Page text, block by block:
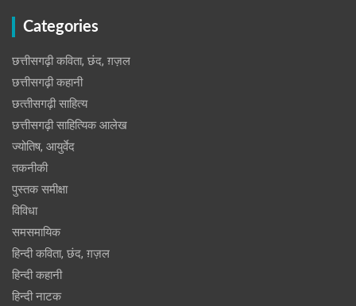
Categories
छत्तीसगढ़ी कविता, छंद, ग़ज़ल
छत्तीसगढ़ी कहानी
छत्‍तीसगढ़ी साहित्‍य
छत्तीसगढ़ी साहित्यिक आलेख
ज्योतिष, आयुर्वेद
तकनीकी
पुस्‍तक समीक्षा
विविधा
समसमायिक
हिन्दी कविता, छंद, ग़ज़ल
हिन्दी कहानी
हिन्‍दी नाटक